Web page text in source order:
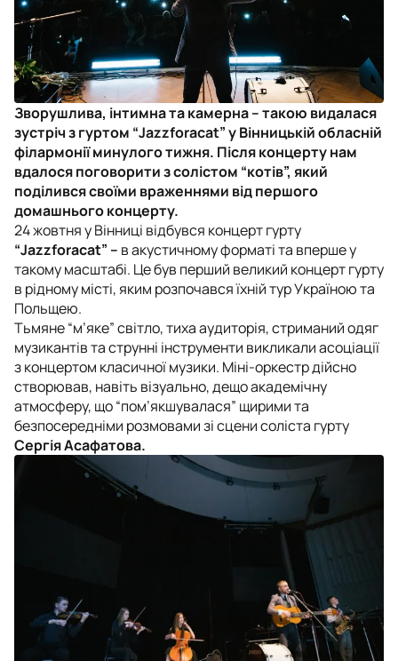
Зворушлива, інтимна та камерна – такою видалася
зустріч з гуртом “Jazzforacat” у Вінницькій обласній
філармонії минулого тижня. Після концерту нам
вдалося поговорити з солістом “котів”, який
поділився своїми враженнями від першого
домашнього концерту.
24 жовтня у Вінниці відбувся концерт гурту
“Jazzforacat” – в акустичному форматі та вперше у
такому масштабі. Це був перший великий концерт гурту
в рідному місті, яким розпочався їхній тур Україною та
Польщею.
Тьмяне “м’яке” світло, тиха аудиторія, стриманий одяг
музикантів та струнні інструменти викликали асоціації
з концертом класичної музики. Міні-оркестр дійсно
створював, навіть візуально, дещо академічну
атмосферу, що “пом’якшувалася” щирими та
безпосередніми розмовами зі сцени соліста гурту
Сергія Асафатова.